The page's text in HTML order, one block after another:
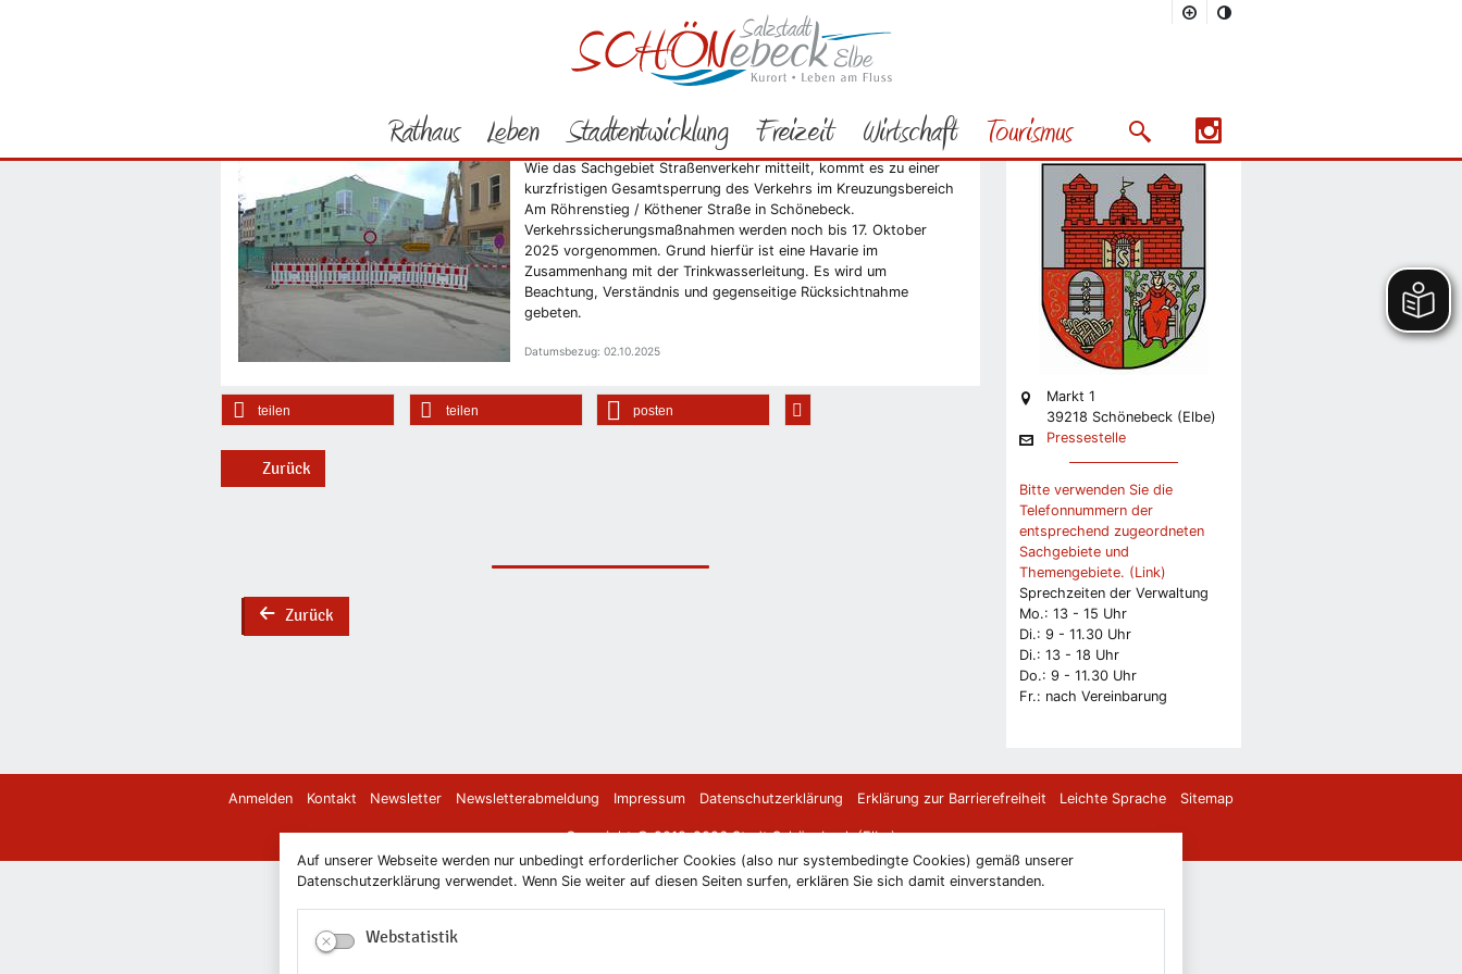
Auf unserer Webseite werden nur unbedingt erforderlicher Cookies (also nur systembedingte Cookies) gemäß unserer
Datenschutzerklärung verwendet. Wenn Sie weiter auf diesen Seiten surfen, erklären Sie sich damit einverstanden.
Webstatistik
Rathaus Leben Stadtentwicklung Freizeit Wirtschaft Tourismus Suchmaske öffnen/schließen
Vorheriges Bild Nächstes Bild
Bürgerservice Aktuelles
Kurzfristige Straßensperrung
Am Röhrenstieg / Köthener Straße
Wie das Sachgebiet Straßenverkehr mitteilt, kommt es zu einer
kurzfristigen Gesamtsperrung des Verkehrs im Kreuzungsbereich
Am Röhrenstieg / Köthener Straße in Schönebeck.
Verkehrssicherungsmaßnahmen werden noch bis 17. Oktober
2025 vorgenommen. Grund hierfür ist eine Havarie im
Zusammenhang mit der Trinkwasserleitung. Es wird um
Beachtung, Verständnis und gegenseitige Rücksichtnahme
gebeten.
Datumsbezug: 02.10.2025
teilen teilen posten
Zurück
backZurück
Stabsstelle Presse und
Präsentation
Markt 1
39218 Schönebeck (Elbe)
Pressestelle
Bitte verwenden Sie die
Telefonnummern der
entsprechend zugeordneten
Sachgebiete und
Themengebiete. (Link)
Sprechzeiten der Verwaltung
Mo.: 13 - 15 Uhr
Di.: 9 - 11.30 Uhr
Di.: 13 - 18 Uhr
Do.: 9 - 11.30 Uhr
Fr.: nach Vereinbarung
Anmelden Kontakt Newsletter Newsletterabmeldung Impressum Datenschutzerklärung Erklärung zur Barrierefreiheit Leichte Sprache Sitemap
Copyright © 2019-2026 Stadt Schönebeck (Elbe)